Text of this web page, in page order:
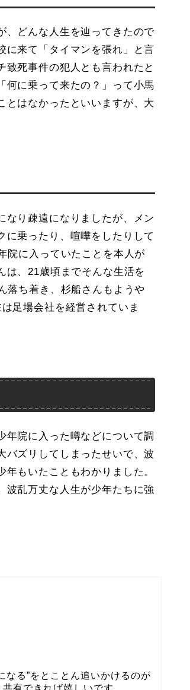
、どんな人生を辿ってきたので
に来て「タイマンを張れ」と言
致死事件の犯人とも言われたと
何に乗って来たの？」って小馬
とはなかったといいますが、大
なり疎遠になりましたが、メン
に乗ったり、喧嘩をしたりして
院に入っていたことを本人が
は、21歳頃までそんな生活を
落ち着き、杉船さんもようや
足場会社を経営されていま
年院に入った噂などについて調
バズリしてしまったせいで、波
もいたこともわかりました。
波乱万丈な人生が少年たちに強
なる”をとことん追いかけるのが
有できれば嬉しいです。